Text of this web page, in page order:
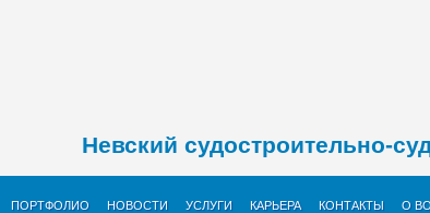
Невский судостроительно-
ПОРТФОЛИО НОВОСТИ УСЛУГИ КАРЬЕРА КОНТАКТЫ О